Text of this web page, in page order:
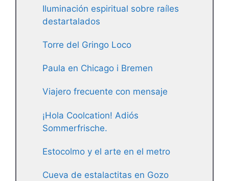
Iluminación espiritual sobre raíles
destartalados
Torre del Gringo Loco
Paula en Chicago i Bremen
Viajero frecuente con mensaje
¡Hola Coolcation! Adiós
Sommerfrische.
Estocolmo y el arte en el metro
Cueva de estalactitas en Gozo